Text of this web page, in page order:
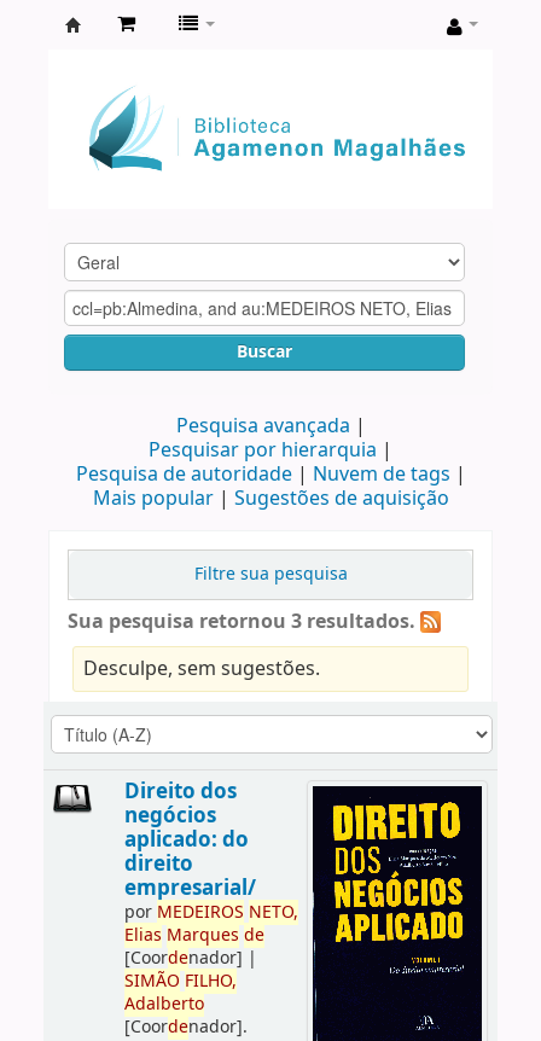
Agamenon
Magalhães
Buscar
Pesquisa avançada
Pesquisar por hierarquia
Pesquisa de autoridade
Nuvem de tags
Mais popular
Sugestões de aquisição
Filtre sua pesquisa
Sua pesquisa retornou 3 resultados.
Desculpe, sem sugestões.
Direito dos
negócios
aplicado: do
direito
empresarial/
por MEDEIROS NETO,
Elias Marques de
[Coordenador] |
SIMÃO FILHO,
Adalberto
[Coordenador].